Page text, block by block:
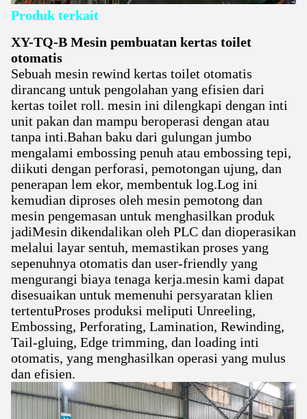
Produk terkait
XY-TQ-B Mesin pembuatan kertas toilet
otomatis
Sebuah mesin rewind kertas toilet otomatis
dirancang untuk pengolahan yang efisien dari
kertas toilet roll. mesin ini dilengkapi dengan inti
unit pakan dan mampu beroperasi dengan atau
tanpa inti.Bahan baku dari gulungan jumbo
mengalami embossing penuh atau embossing tepi,
diikuti dengan perforasi, pemotongan ujung, dan
penerapan lem ekor, membentuk log.Log ini
kemudian diproses oleh mesin pemotong dan
mesin pengemasan untuk menghasilkan produk
jadiMesin dikendalikan oleh PLC dan dioperasikan
melalui layar sentuh, memastikan proses yang
sepenuhnya otomatis dan user-friendly yang
mengurangi biaya tenaga kerja.mesin kami dapat
disesuaikan untuk memenuhi persyaratan klien
tertentuProses produksi meliputi Unreeling,
Embossing, Perforating, Lamination, Rewinding,
Tail-gluing, Edge trimming, dan loading inti
otomatis, yang menghasilkan operasi yang mulus
dan efisien.